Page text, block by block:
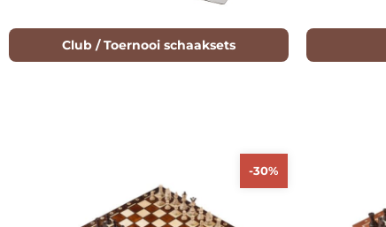
Club / Toernooi schaaksets
-30%